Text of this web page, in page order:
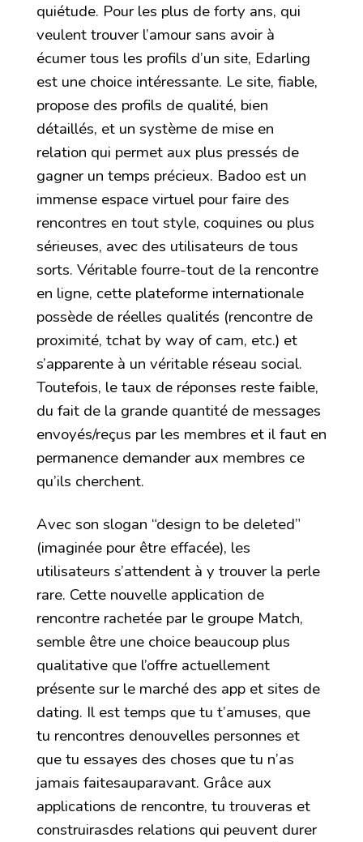
quiétude. Pour les plus de forty ans, qui
veulent trouver l’amour sans avoir à
écumer tous les profils d’un site, Edarling
est une choice intéressante. Le site, fiable,
propose des profils de qualité, bien
détaillés, et un système de mise en
relation qui permet aux plus pressés de
gagner un temps précieux. Badoo est un
immense espace virtuel pour faire des
rencontres en tout style, coquines ou plus
sérieuses, avec des utilisateurs de tous
sorts. Véritable fourre-tout de la rencontre
en ligne, cette plateforme internationale
possède de réelles qualités (rencontre de
proximité, tchat by way of cam, etc.) et
s’apparente à un véritable réseau social.
Toutefois, le taux de réponses reste faible,
du fait de la grande quantité de messages
envoyés/reçus par les membres et il faut en
permanence demander aux membres ce
qu’ils cherchent.
Avec son slogan “design to be deleted”
(imaginée pour être effacée), les
utilisateurs s’attendent à y trouver la perle
rare. Cette nouvelle application de
rencontre rachetée par le groupe Match,
semble être une choice beaucoup plus
qualitative que l’offre actuellement
présente sur le marché des app et sites de
dating. Il est temps que tu t’amuses, que
tu rencontres denouvelles personnes et
que tu essayes des choses que tu n’as
jamais faitesauparavant. Grâce aux
applications de rencontre, tu trouveras et
construirasdes relations qui peuvent durer